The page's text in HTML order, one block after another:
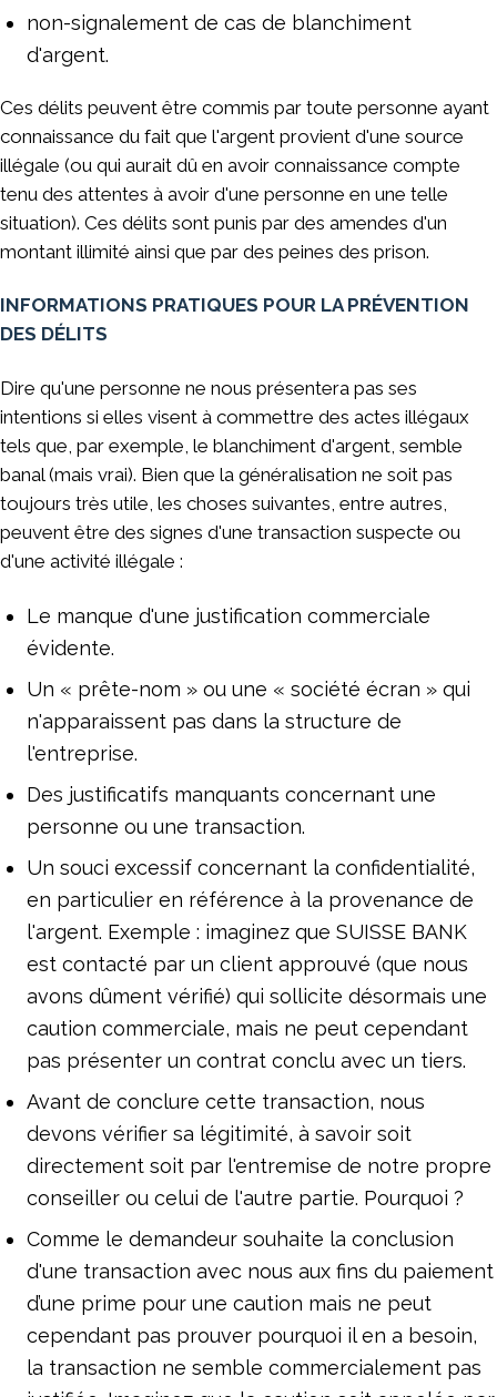
non-signalement de cas de blanchiment
d'argent.
Ces délits peuvent être commis par toute personne ayant
connaissance du fait que l'argent provient d'une source
illégale (ou qui aurait dû en avoir connaissance compte
tenu des attentes à avoir d'une personne en une telle
situation). Ces délits sont punis par des amendes d'un
montant illimité ainsi que par des peines des prison.
INFORMATIONS PRATIQUES POUR LA PRÉVENTION
DES DÉLITS
Dire qu'une personne ne nous présentera pas ses
intentions si elles visent à commettre des actes illégaux
tels que, par exemple, le blanchiment d'argent, semble
banal (mais vrai). Bien que la généralisation ne soit pas
toujours très utile, les choses suivantes, entre autres,
peuvent être des signes d'une transaction suspecte ou
d'une activité illégale :
Le manque d'une justification commerciale
évidente.
Un « prête-nom » ou une « société écran » qui
n'apparaissent pas dans la structure de
l'entreprise.
Des justificatifs manquants concernant une
personne ou une transaction.
Un souci excessif concernant la confidentialité,
en particulier en référence à la provenance de
l'argent. Exemple : imaginez que SUISSE BANK
est contacté par un client approuvé (que nous
avons dûment vérifié) qui sollicite désormais une
caution commerciale, mais ne peut cependant
pas présenter un contrat conclu avec un tiers.
Avant de conclure cette transaction, nous
devons vérifier sa légitimité, à savoir soit
directement soit par l'entremise de notre propre
conseiller ou celui de l'autre partie. Pourquoi ?
Comme le demandeur souhaite la conclusion
d'une transaction avec nous aux fins du paiement
d’une prime pour une caution mais ne peut
cependant pas prouver pourquoi il en a besoin,
la transaction ne semble commercialement pas